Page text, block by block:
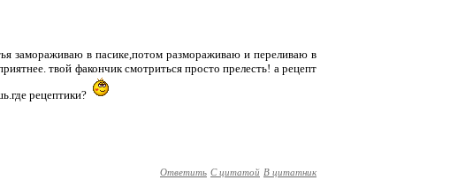
замораживаю в пасике,потом размораживаю и переливаю в
твой факончик смотриться просто прелесть! а рецепт
рецептики?
Ответить С цитатой В цитатник